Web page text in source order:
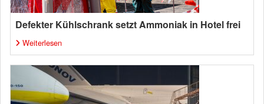
Defekter Kühlschrank setzt Ammoniak in Hotel frei
Weiterlesen